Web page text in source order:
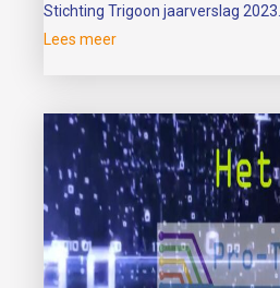
Stichting Trigoon jaarverslag 2023.
Lees meer